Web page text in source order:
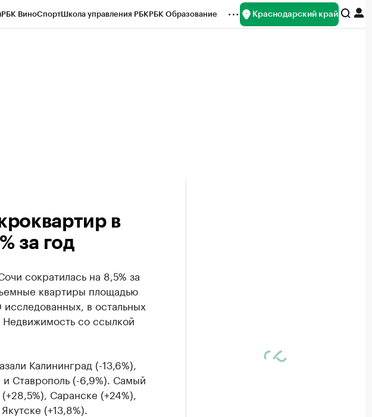
РБК ВиноСпортШкола управления РБКРБК Образование Краснодарский край
в
за год
сократилась на 8,5% за
квартиры площадью
в остальных
со ссылкой
Калининград (-13,6%),
и Ставрополь (-6,9%). Самый
Саранске (+24%),
(+13,8%).